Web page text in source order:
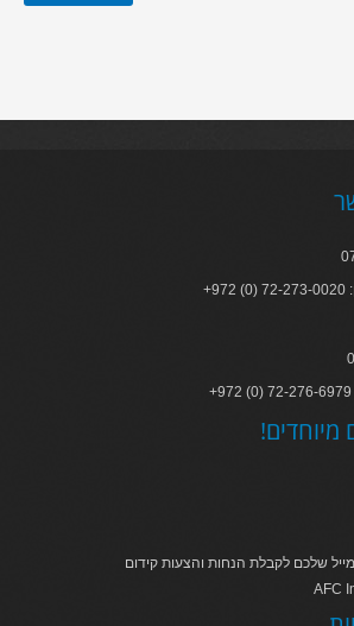
מיוחדים
שלכם לקבלת הנחות והצעות קידום